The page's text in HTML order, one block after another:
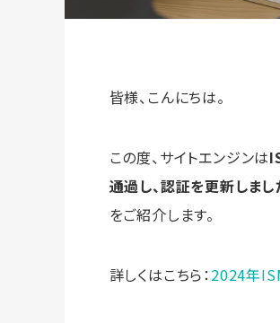
皆様、こんにちは。
この度、サイトエンジンは
通過し、認証を更新しまし
をご紹介します。
詳しくはこちら：2024年